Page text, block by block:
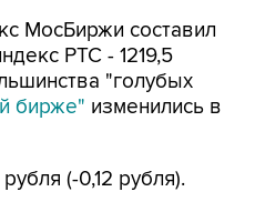
МосБиржи составил
РТС - 1219,5
"голубых
бирже" изменились в
(-0,12 рубля).